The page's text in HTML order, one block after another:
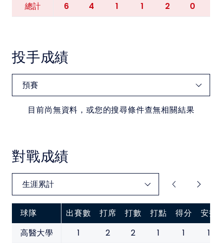
總計 6 4 1 1 2 0
投手成績
目前尚無資料，或您的搜尋條件查無相關結果
對戰成績
球隊 出賽數 打席 打數 打點 得分
安打
高醫大學
1 2 2 1 1 1